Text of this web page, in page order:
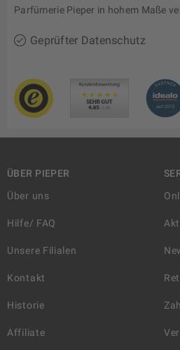
Parfümerie Pieper in hohem Maße
Geprüfter Datenschutz
ÜBER PIEPER
Über uns
Hilfe/ FAQ
Unsere Filialen
Kontakt
Historie
Affiliate